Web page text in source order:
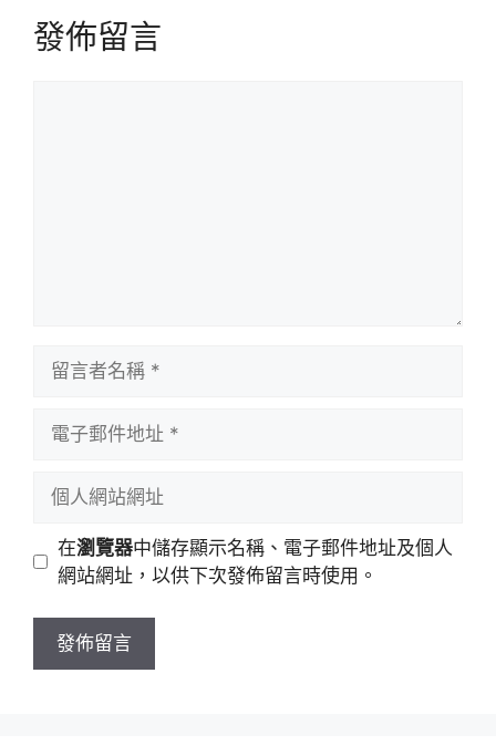
發佈留言
址
站
址
在瀏覽器中儲存顯示名稱、電子郵件地址及個人
網站網址，以供下次發佈留言時使用。